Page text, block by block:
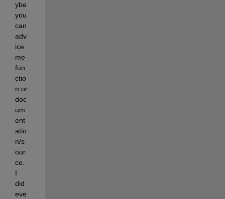
ybe
you
can
adv
ice
me
fun
ctio
n or
doc
um
ent
atio
n/s
our
ce.
I
did
eve